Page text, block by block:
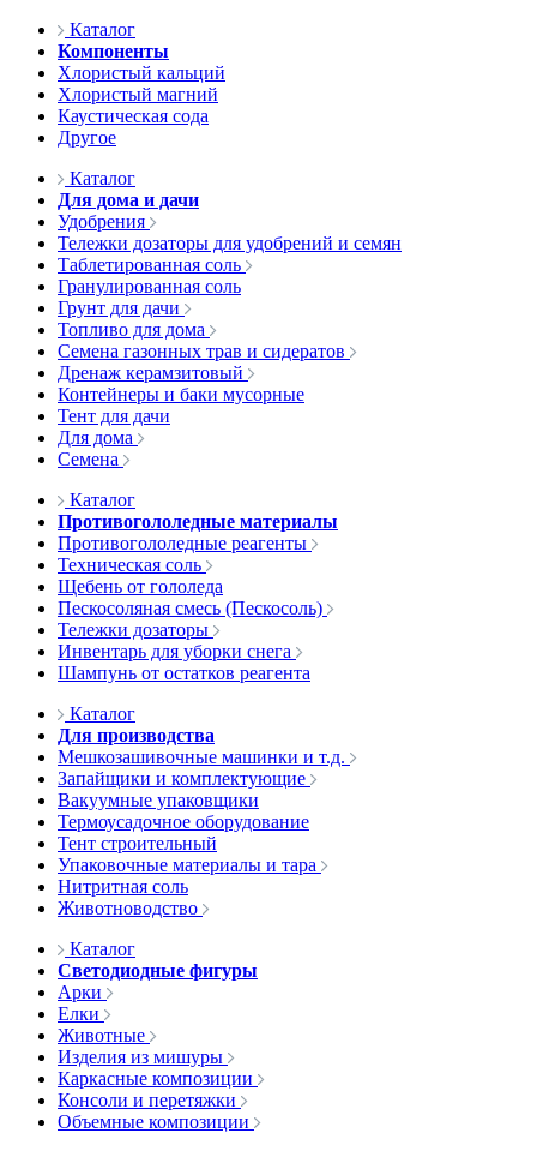
Каталог
Компоненты
Хлористый кальций
Хлористый магний
Каустическая сода
Другое
Каталог
Для дома и дачи
Удобрения
Тележки дозаторы для удобрений и семян
Таблетированная соль
Гранулированная соль
Грунт для дачи
Топливо для дома
Семена газонных трав и сидератов
Дренаж керамзитовый
Контейнеры и баки мусорные
Тент для дачи
Для дома
Семена
Каталог
Противогололедные материалы
Противогололедные реагенты
Техническая соль
Щебень от гололеда
Пескосоляная смесь (Пескосоль)
Тележки дозаторы
Инвентарь для уборки снега
Шампунь от остатков реагента
Каталог
Для производства
Мешкозашивочные машинки и т.д.
Запайщики и комплектующие
Вакуумные упаковщики
Термоусадочное оборудование
Тент строительный
Упаковочные материалы и тара
Нитритная соль
Животноводство
Каталог
Светодиодные фигуры
Арки
Елки
Животные
Изделия из мишуры
Каркасные композиции
Консоли и перетяжки
Объемные композиции